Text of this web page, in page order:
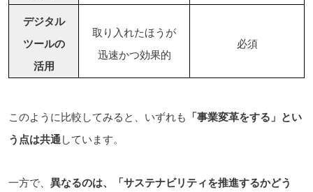
デジタル
ツールの
活用
取り入れたほうが
迅速かつ効果的
必須
このように比較してみると、いずれも
「事業変革をする」とい
う点は共通 しています。
一方で、 異なるのは、「サステナビリティを推進するかどう